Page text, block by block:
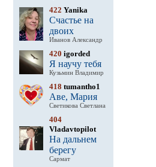
422 Yanika
Счастье на
двоих
Иванов Александр
420 igorded
Я научу тебя
Кузьмин Владимир
418 tumantho1
Аве, Мария
Светикова Светлана
404
Vladavtopilot
На дальнем
берегу
Сармат